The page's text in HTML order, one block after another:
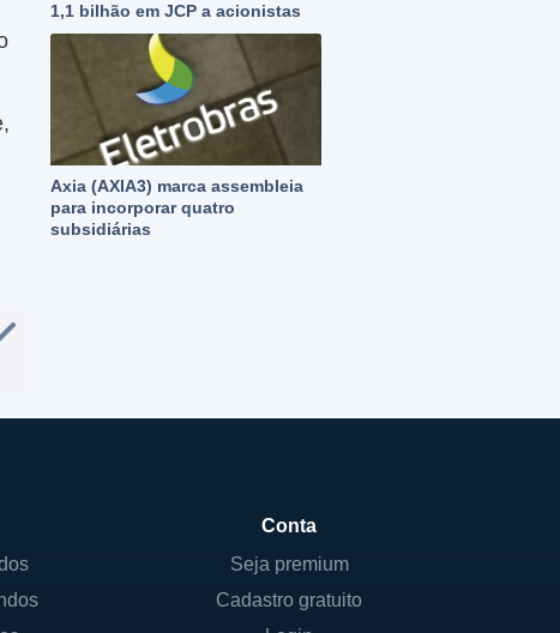
1,1 bilhão em JCP a acionistas
Axia (AXIA3) marca assembleia
para incorporar quatro
subsidiárias
Conta
Seja premium
Cadastro gratuito